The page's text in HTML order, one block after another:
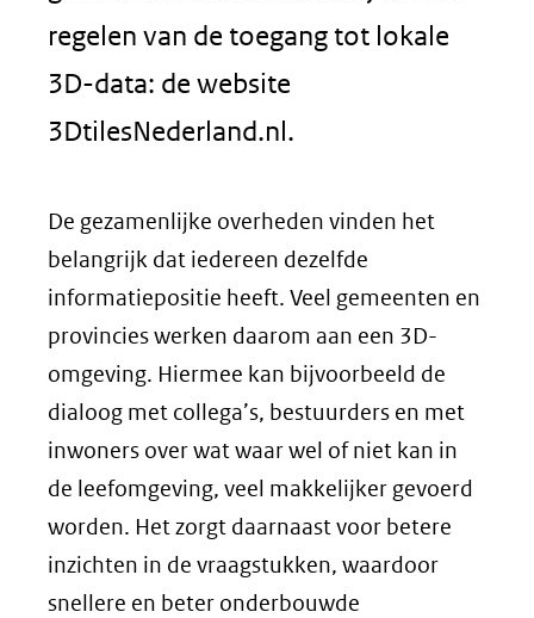
regelen van de toegang tot lokale
3D-data: de website
3DtilesNederland.nl.
De gezamenlijke overheden vinden het
belangrijk dat iedereen dezelfde
informatiepositie heeft. Veel gemeenten en
provincies werken daarom aan een 3D-
omgeving. Hiermee kan bijvoorbeeld de
dialoog met collega’s, bestuurders en met
inwoners over wat waar wel of niet kan in
de leefomgeving, veel makkelijker gevoerd
worden. Het zorgt daarnaast voor betere
inzichten in de vraagstukken, waardoor
snellere en beter onderbouwde